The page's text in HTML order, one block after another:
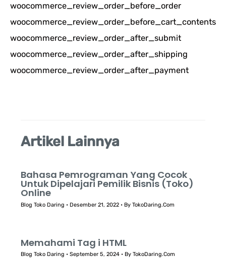
i
u
n
t
u
woocommerce_review_order_before_order
woocommerce_review_order_before_cart_contents
woocommerce_review_order_after_submit
woocommerce_review_order_after_shipping
woocommerce_review_order_after_payment
Artikel Lainnya
Bahasa Pemrograman Yang Cocok
Untuk Dipelajari Pemilik Bisnis (Toko)
Online
Blog Toko Daring • Desember 21, 2022 • ByTokoDaring.Com
Memahami Tag i HTML
Blog Toko Daring •September 5, 2024 • ByTokoDaring.Com